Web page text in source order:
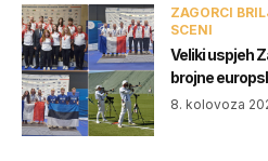
ZAGORCI
SCENI
Veliki uspjeh
brojne
8. kolovoza